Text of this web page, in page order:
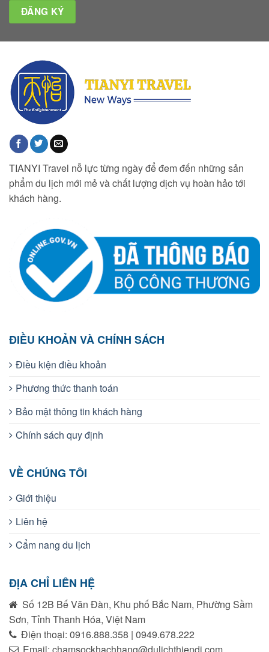
TIANYI Travel nỗ lực từng ngày để đem đến những sản
phẩm du lịch mới mẻ và chất lượng dịch vụ hoàn hảo tới
khách hàng.
ĐIỀU KHOẢN VÀ CHÍNH SÁCH
Điều kiện điều khoản
Phương thức thanh toán
Bảo mật thông tin khách hàng
Chính sách quy định
VỀ CHÚNG TÔI
Giới thiệu
Liên hệ
Cẩm nang du lịch
ĐỊA CHỈ LIÊN HỆ
Số 12B Bế Văn Đàn, Khu phố Bắc Nam, Phường Sầm
Sơn, Tỉnh Thanh Hóa, Việt Nam
Điện thoại: 0916.888.358 | 0949.678.222
Email: chamsockhachhang@dulichthiendi.com